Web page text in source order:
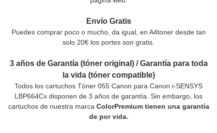
Envío Gratis
Puedes comprar poco o mucho, da igual, en A4toner desde tan
solo 20€ los portes son gratis.
3 años de Garantía (tóner original) / Garantía para toda
la vida (tóner compatible)
Todos los cartuchos Tóner 055 Canon para Canon i-SENSYS
LBP664Cx disponen de 3 años de garantía. Sin embargo, los
cartuchos de nuestra marca ColorPremium tienen una garantía
de por vida.